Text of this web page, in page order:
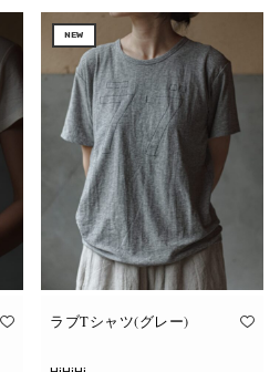
ジ
ら
選
択
で
き
ま
す
の
商
品
に
は
複
数
の
バ
リ
エ
ー
シ
ョ
ン
が
あ
り
ま
オ
NEW
ラブTシャツ(グレー)